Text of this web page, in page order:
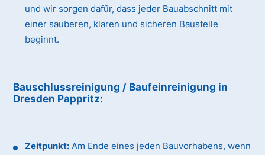
und wir sorgen dafür, dass jeder Bauabschnitt mit
einer sauberen, klaren und sicheren Baustelle
beginnt.
Bauschlussreinigung / Baufeinreinigung in
Dresden Pappritz:
Zeitpunkt: Am Ende eines jeden Bauvorhabens, wenn